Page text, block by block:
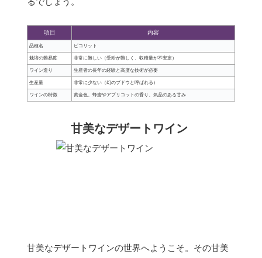
項目 内容
品種名 ピコリット
栽培の難易度 非常に難しい（受粉が難しく、収穫量が不安定）
ワイン造り 生産者の長年の経験と高度な技術が必要
生産量 非常に少ない（幻のブドウと呼ばれる）
ワインの特徴 黄金色、蜂蜜やアプリコットの香り、気品のある甘み
甘美なデザートワイン
甘美なデザートワインの世界へようこそ。その甘美